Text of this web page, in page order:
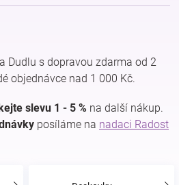
Dudlu s dopravou zdarma od 2
objednávce nad 1 000 Kč.
slevu 1 - 5 % na další nákup.
posíláme na nadaci Radost